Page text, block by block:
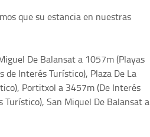
que su estancia en nuestras
De Balansat a 1057m (Playas
de Interés Turístico), Plaza De La
Portitxol a 3457m (De Interés
San Miquel De Balansat a